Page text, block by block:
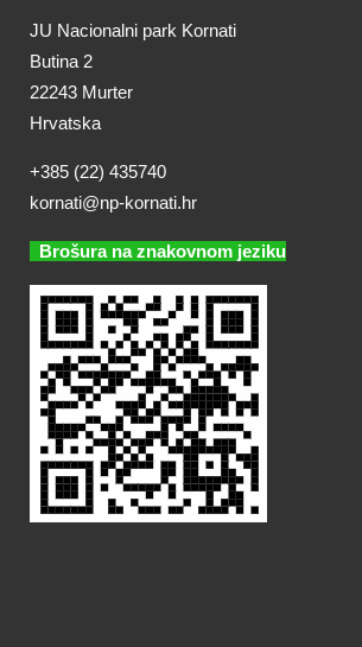
JU Nacionalni park Kornati
Butina 2
22243 Murter
Hrvatska
+385 (22) 435740
kornati@np-kornati.hr
Brošura na znakovnom jeziku